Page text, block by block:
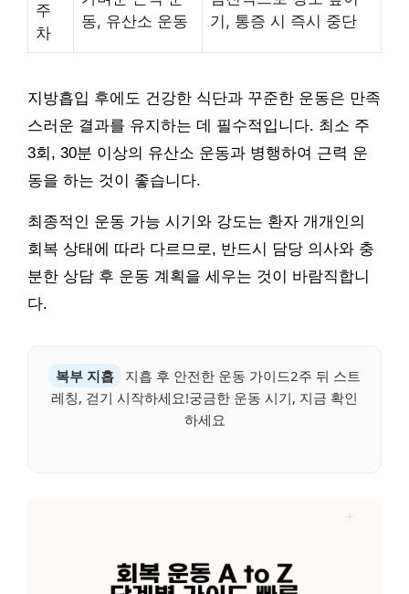
주
차
동, 유산소 운동
기, 통증 시 즉시 중단
지방흡입 후에도 건강한 식단과 꾸준한 운동은 만족
스러운 결과를 유지하는 데 필수적입니다. 최소 주
3회, 30분 이상의 유산소 운동과 병행하여 근력 운
동을 하는 것이 좋습니다.
최종적인 운동 가능 시기와 강도는 환자 개개인의
회복 상태에 따라 다르므로, 반드시 담당 의사와 충
분한 상담 후 운동 계획을 세우는 것이 바람직합니
다.
복부 지흡
지흡 후 안전한 운동 가이드2주 뒤 스트
레칭, 걷기 시작하세요!궁금한 운동 시기, 지금 확인
하세요